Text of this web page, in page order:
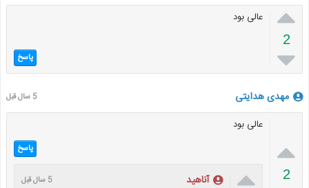

2

عالی بود
پاسخ
مهدی هدایتی 5 سال قبل

2
عالی بود
پاسخ
 آناهید 5 سال قبل